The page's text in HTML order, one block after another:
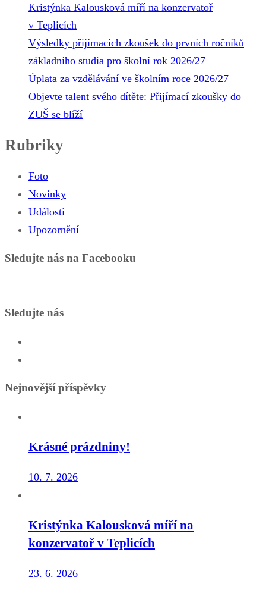
Kristýnka Kalousková míří na konzervatoř
v Teplicích
Výsledky přijímacích zkoušek do prvních ročníků
základního studia pro školní rok 2026/27
Úplata za vzdělávání ve školním roce 2026/27
Objevte talent svého dítěte: Přijímací zkoušky do
ZUŠ se blíží
Rubriky
Foto
Novinky
Události
Upozornění
Sledujte nás na Facebooku
Sledujte nás
Nejnovější příspěvky
Krásné prázdniny!
10. 7. 2026
Kristýnka Kalousková míří na
konzervatoř v Teplicích
23. 6. 2026